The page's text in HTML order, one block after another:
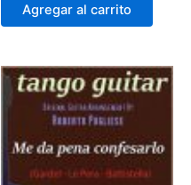
Agregar al carrito